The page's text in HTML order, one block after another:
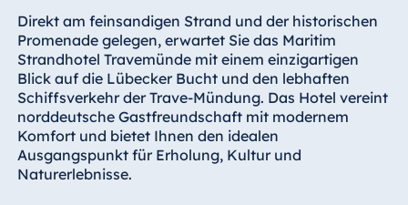
Airport Hotel
Hannover
Hotel Ingolstadt
Hotel Bellevue
Kiel
Hotel Köln
Hotel
Direkt am feinsandigen Strand und der historischen
Promenade gelegen, erwartet Sie das Maritim
Strandhotel Travemünde mit einem einzigartigen
Blick auf die Lübecker Bucht und den lebhaften
Schiffsverkehr der Trave-Mündung. Das Hotel vereint
norddeutsche Gastfreundschaft mit modernem
Komfort und bietet Ihnen den idealen
Ausgangspunkt für Erholung, Kultur und
Naturerlebnisse.